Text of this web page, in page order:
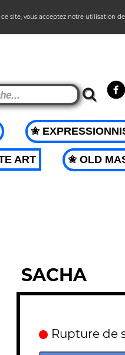
site, vous acceptez notre utilisation
✬
ART ✬ OLD
SACHA
Rupture de